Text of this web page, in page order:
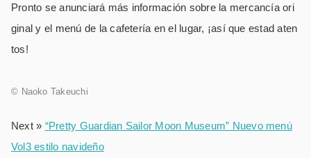
Pronto se anunciará más información sobre la mercancía ori
ginal y el menú de la cafetería en el lugar, ¡así que estad aten
tos!
© Naoko Takeuchi
Next » “Pretty Guardian Sailor Moon Museum” Nuevo menú
Vol3 estilo navideño